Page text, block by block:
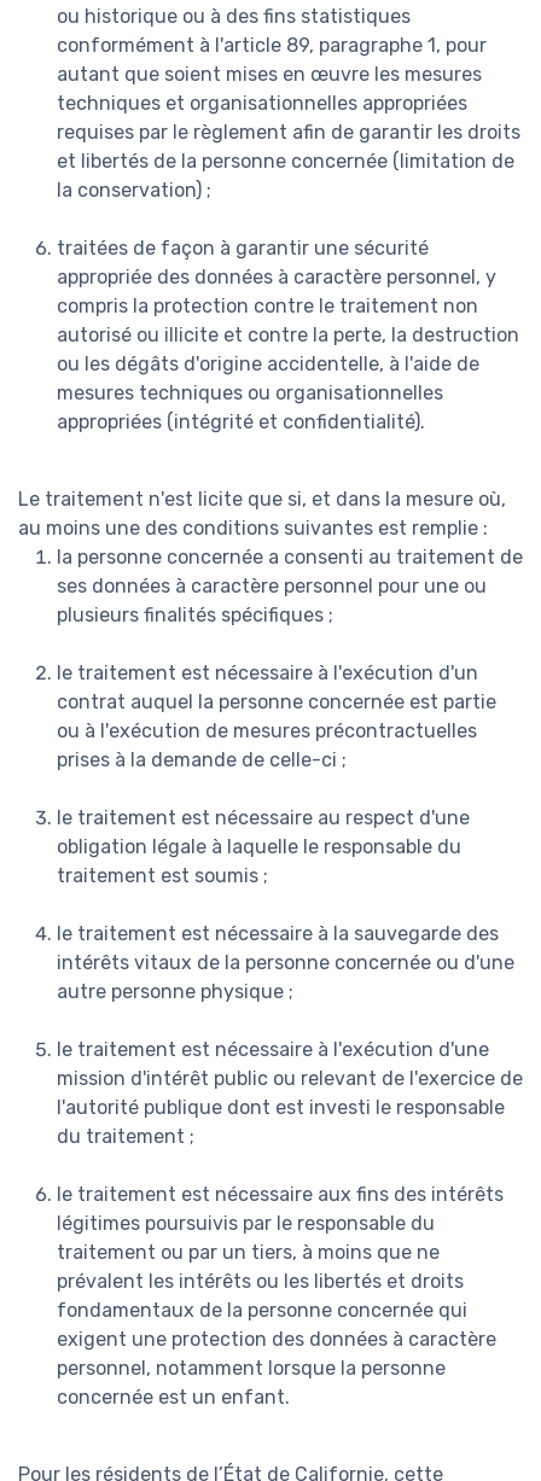
ou historique ou à des fins statistiques
conformément à l'article 89, paragraphe 1, pour
autant que soient mises en œuvre les mesures
techniques et organisationnelles appropriées
requises par le règlement afin de garantir les droits
et libertés de la personne concernée (limitation de
la conservation) ;
traitées de façon à garantir une sécurité
appropriée des données à caractère personnel, y
compris la protection contre le traitement non
autorisé ou illicite et contre la perte, la destruction
ou les dégâts d'origine accidentelle, à l'aide de
mesures techniques ou organisationnelles
appropriées (intégrité et confidentialité).
Le traitement n'est licite que si, et dans la mesure où,
au moins une des conditions suivantes est remplie :
la personne concernée a consenti au traitement de
ses données à caractère personnel pour une ou
plusieurs finalités spécifiques ;
le traitement est nécessaire à l'exécution d'un
contrat auquel la personne concernée est partie
ou à l'exécution de mesures précontractuelles
prises à la demande de celle-ci ;
le traitement est nécessaire au respect d'une
obligation légale à laquelle le responsable du
traitement est soumis ;
le traitement est nécessaire à la sauvegarde des
intérêts vitaux de la personne concernée ou d'une
autre personne physique ;
le traitement est nécessaire à l'exécution d'une
mission d'intérêt public ou relevant de l'exercice de
l'autorité publique dont est investi le responsable
du traitement ;
le traitement est nécessaire aux fins des intérêts
légitimes poursuivis par le responsable du
traitement ou par un tiers, à moins que ne
prévalent les intérêts ou les libertés et droits
fondamentaux de la personne concernée qui
exigent une protection des données à caractère
personnel, notamment lorsque la personne
concernée est un enfant.
Pour les résidents de l’État de Californie, cette